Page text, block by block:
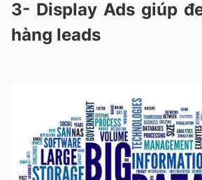
3- Display Ads giúp
hàng leads